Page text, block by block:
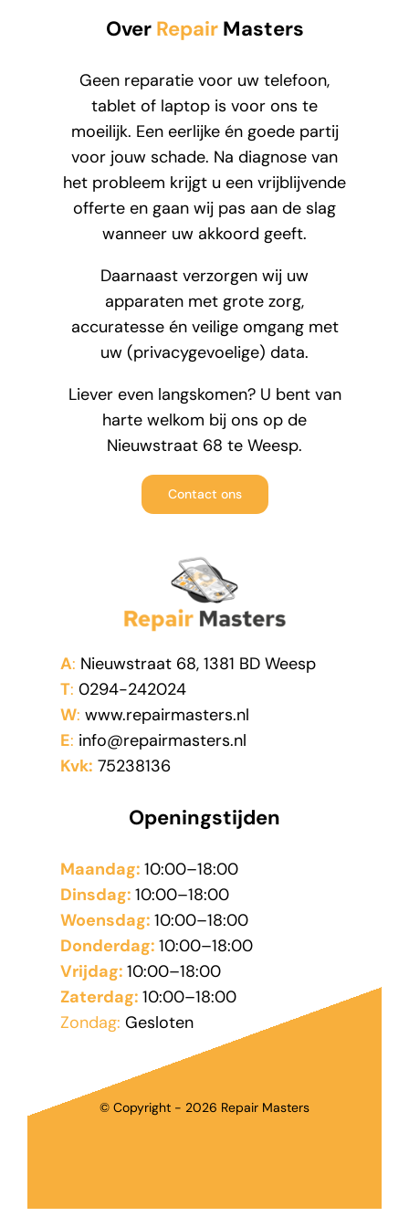
Over Repair Masters
Geen reparatie voor uw telefoon,
tablet of laptop is voor ons te
moeilijk. Een eerlijke én goede partij
voor jouw schade. Na diagnose van
het probleem krijgt u een vrijblijvende
offerte en gaan wij pas aan de slag
wanneer uw akkoord geeft.
Daarnaast verzorgen wij uw
apparaten met grote zorg,
accuratesse én veilige omgang met
uw (privacygevoelige) data.
Liever even langskomen? U bent van
harte welkom bij ons op de
Nieuwstraat 68 te Weesp.
Contact ons
A: Nieuwstraat 68, 1381 BD Weesp
T: 0294-242024
W: www.repairmasters.nl
E: info@repairmasters.nl
Kvk: 75238136
Openingstijden
Maandag: 10:00–18:00
Dinsdag: 10:00–18:00
Woensdag: 10:00–18:00
Donderdag: 10:00–18:00
Vrijdag: 10:00–18:00
Zaterdag: 10:00–18:00
Zondag: Gesloten
© Copyright - 2026 Repair Masters